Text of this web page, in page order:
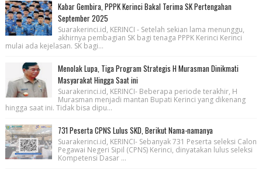
Kabar Gembira, PPPK Kerinci Bakal Terima SK Pertengahan
September 2025
Suarakerinci.id, KERINCI - Setelah sekian lama menunggu,
akhirnya pembagian SK bagi tenaga PPPK Kerinci Kerinci
mulai ada kejelasan. SK bagi...
Menolak Lupa, Tiga Program Strategis H Murasman Dinikmati
Masyarakat Hingga Saat ini
Suarakerinci.id, KERINCI- Beberapa periode terakhir, H
Murasman menjadi mantan Bupati Kerinci yang dikenang
hingga saat ini. Tidak bisa dipu...
731 Peserta CPNS Lulus SKD, Berikut Nama-namanya
Suarakerinci.id, KERINCI- Sebanyak 731 Peserta seleksi Calon
Pegawai Negeri Sipil (CPNS) Kerinci, dinyatakan lulus seleksi
Kompetensi Dasar ...